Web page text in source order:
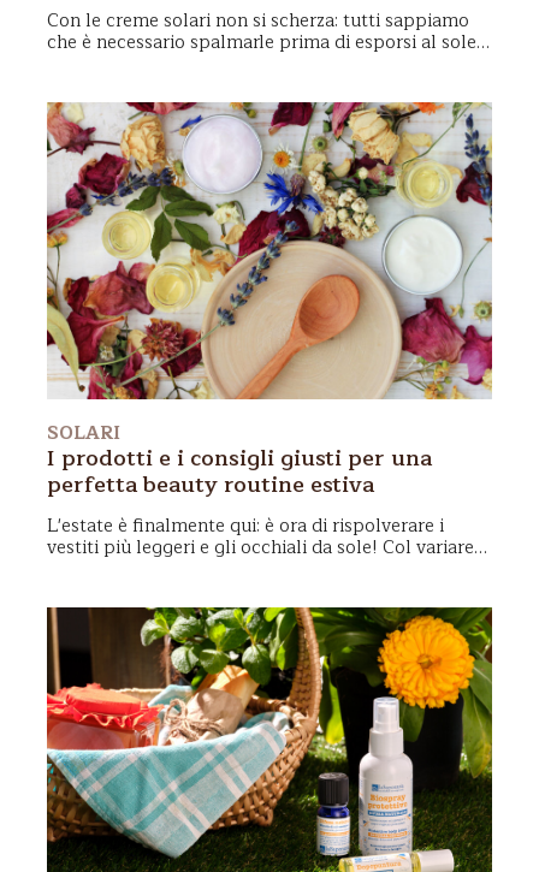
Con le creme solari non si scherza: tutti sappiamo
che è necessario spalmarle prima di esporsi al sole.
sicure? Certo! Vediamo come e perché moltissime
persone scelgono la crema solare senza
oxybenzone,parabeni siliconi obiossido di titanioe
quali sono le alternative.
SOLARI
I prodotti e i consigli giusti per una
perfetta beauty routine estiva
L'estate è finalmente qui: è ora di rispolverare i
vestiti più leggeri e gli occhiali da sole! Col variare
mesi precedenti, tenendo presente alcuni
accorgimenti, ed imparando ad utilizzare i giusti
prodotti per una corretta beauty routine estiva.